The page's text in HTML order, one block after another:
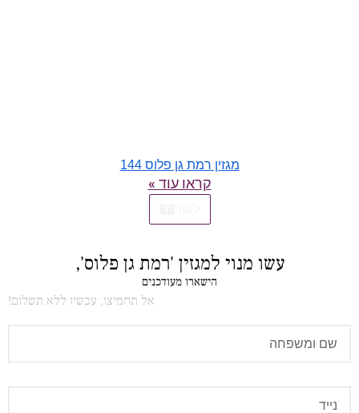
מגזין רמת גן פלוס 144
קראו עוד »
עשו מנוי למגזין 'רמת גן פלוס',
הישארו מעודכנים
אל תחמיצו, עכשיו ללא תשלום!